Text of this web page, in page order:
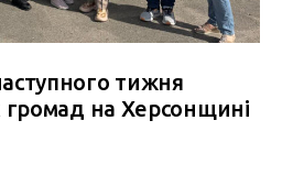
тижня
громад на Херсонщині